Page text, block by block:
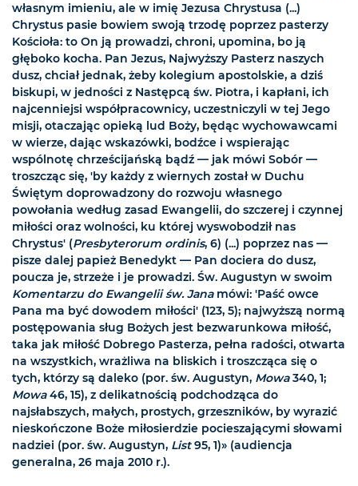
własnym imieniu, ale w imię Jezusa Chrystusa (...)
Chrystus pasie bowiem swoją trzodę poprzez pasterzy
Kościoła: to On ją prowadzi, chroni, upomina, bo ją
głęboko kocha. Pan Jezus, Najwyższy Pasterz naszych
dusz, chciał jednak, żeby kolegium apostolskie, a dziś
biskupi, w jedności z Następcą św. Piotra, i kapłani, ich
najcenniejsi współpracownicy, uczestniczyli w tej Jego
misji, otaczając opieką lud Boży, będąc wychowawcami
w wierze, dając wskazówki, bodźce i wspierając
wspólnotę chrześcijańską bądź — jak mówi Sobór —
troszcząc się, 'by każdy z wiernych został w Duchu
Świętym doprowadzony do rozwoju własnego
powołania według zasad Ewangelii, do szczerej i czynnej
miłości oraz wolności, ku której wyswobodził nas
Chrystus' (Presbyterorum ordinis, 6) (...) poprzez nas —
pisze dalej papież Benedykt — Pan dociera do dusz,
poucza je, strzeże i je prowadzi. Św. Augustyn w swoim
Komentarzu do Ewangelii św. Janamówi: 'Paść owce
Pana ma być dowodem miłości' (123, 5); najwyższą normą
postępowania sług Bożych jest bezwarunkowa miłość,
taka jak miłość Dobrego Pasterza, pełna radości, otwarta
na wszystkich, wrażliwa na bliskich i troszcząca się o
tych, którzy są daleko (por. św. Augustyn, Mowa340, 1;
Mowa46, 15), z delikatnością podchodząca do
najsłabszych, małych, prostych, grzeszników, by wyrazić
nieskończone Boże miłosierdzie pocieszającymi słowami
nadziei (por. św. Augustyn, List95, 1)» (audiencja
generalna, 26 maja 2010 r.).